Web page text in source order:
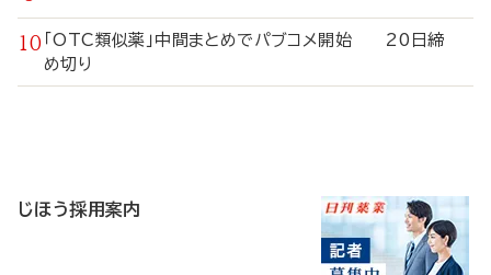
「OTC類似薬」中間まとめでパブコメ開始 20日締
め切り
じほう採用案内